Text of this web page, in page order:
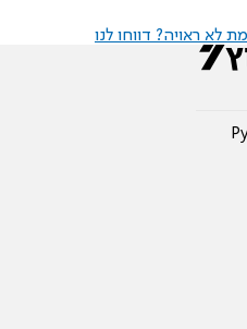
לא ראויה? דווחו לנו